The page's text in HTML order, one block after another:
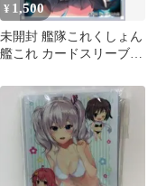
¥ 1,500
未開封 艦隊これくしょん
艦これ カードスリーブ
サイズ